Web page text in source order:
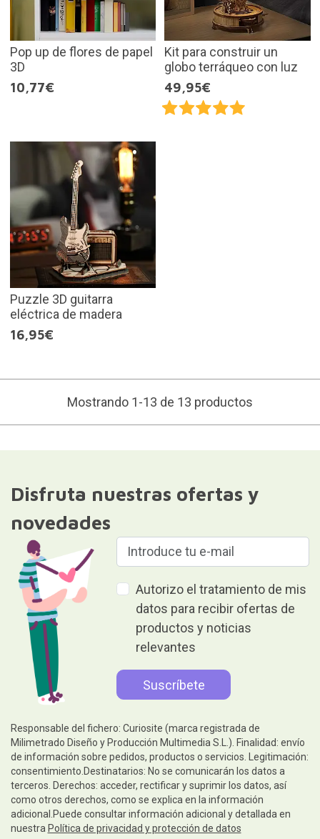
Pop up de flores de papel
3D
10,77€
Kit para construir un
globo terráqueo con luz
49,95€
Puzzle 3D guitarra
eléctrica de madera
16,95€
Mostrando 1-13 de 13 productos
Disfruta nuestras ofertas y
novedades
Autorizo el tratamiento de mis
datos para recibir ofertas de
productos y noticias
relevantes
Responsable del fichero: Curiosite (marca registrada de
Milimetrado Diseño y Producción Multimedia S.L.). Finalidad: envío
de información sobre pedidos, productos o servicios. Legitimación:
consentimiento.Destinatarios: No se comunicarán los datos a
terceros. Derechos: acceder, rectificar y suprimir los datos, así
como otros derechos, como se explica en la información
adicional.Puede consultar información adicional y detallada en
nuestra Política de privacidad y protección de datos